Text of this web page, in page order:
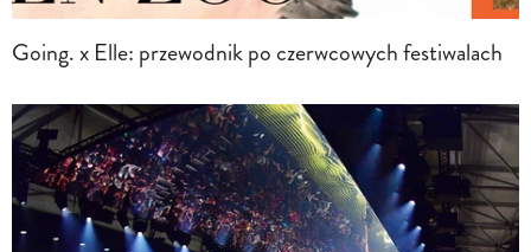
Going. x Elle: przewodnik po czerwcowych festiwalach